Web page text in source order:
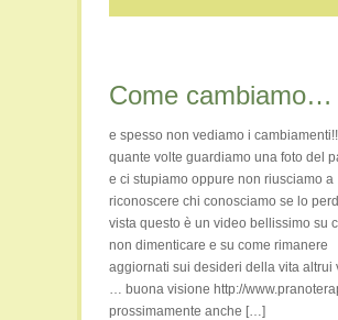
Come cambiamo…
e spesso non vediamo i
quante volte guardiamo una foto del
e ci stupiamo oppure non riusciamo a
riconoscere chi conosciamo se lo
vista questo è un video bellissimo su
non dimenticare e su come rimanere
aggiornati sui desideri della vita altrui
… buona visione http://
prossimamente anche […]